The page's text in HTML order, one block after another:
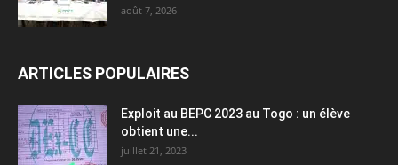
août 7, 2026
ARTICLES POPULAIRES
Exploit au BEPC 2023 au Togo : un élève
obtient une...
juillet 21, 2023